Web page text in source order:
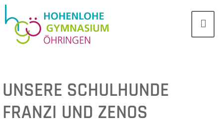
UNSERE SCHULHUNDE
FRANZI UND ZENOS